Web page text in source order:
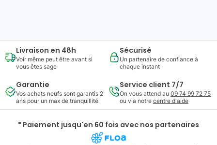
Livraison en 48h
Voir même peut être avant si
vous êtes sage
Sécurisé
Un partenaire de confiance à
chaque instant
Garantie
Vos achats neufs sont garantis 2
ans pour un max de tranquillité
Service client 7/7
On vous attend au 09 74 99 72 75
ou via notre centre d'aide
* Paiement jusqu'en 60 fois avec nos partenaires